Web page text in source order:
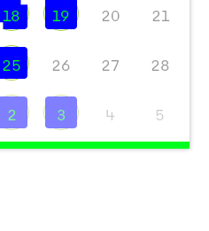
18 19 20 21
25 26 27 28
2 3 4 5